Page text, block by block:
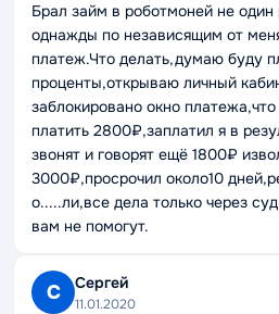
Брал займ в роботмоней не один
однажды по независящим от
платеж.Что делать,думаю буду
проценты,открываю личный
заблокировано окно
платить 2800₽,заплатил я в
звонят и говорят ещё 1800₽
3000₽,просрочил около10
о.....ли,все дела только через
вам не помогут.
С Сергей
11.01.2020